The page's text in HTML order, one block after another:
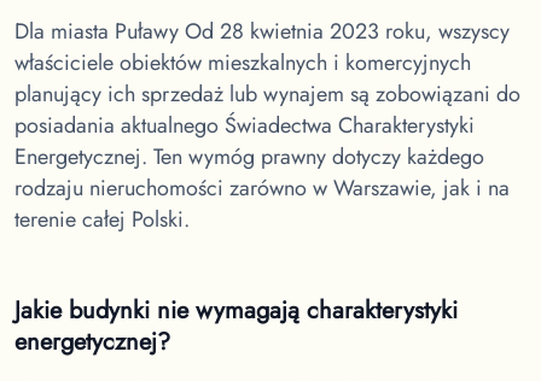
Dla miasta PuławyOd 28 kwietnia 2023 roku, wszyscy
właściciele obiektów mieszkalnych i komercyjnych
planujący ich sprzedaż lub wynajem są zobowiązani do
posiadania aktualnego Świadectwa Charakterystyki
Energetycznej. Ten wymóg prawny dotyczy każdego
rodzaju nieruchomości zarówno w Warszawie, jak i na
terenie całej Polski.
Jakie budynki nie wymagają charakterystyki
energetycznej?